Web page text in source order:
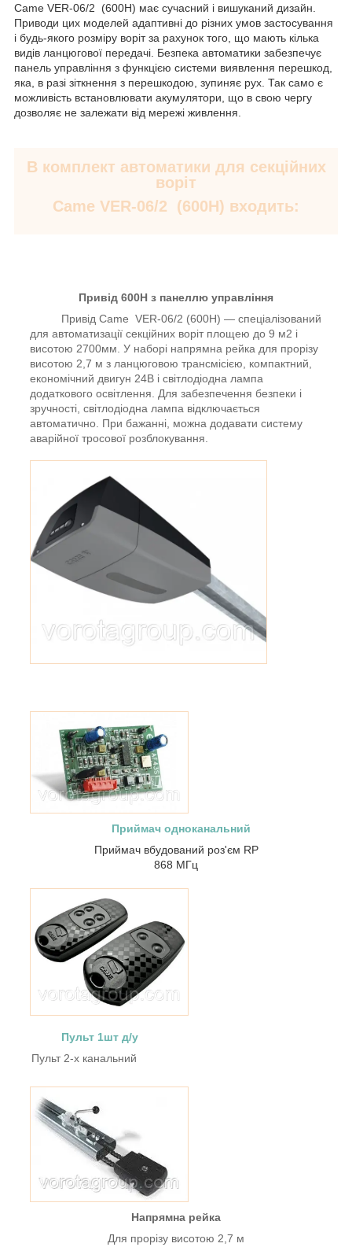
Came VER-06/2 (600H) має сучасний і вишуканий дизайн.
Приводи цих моделей адаптивні до різних умов застосування
і будь-якого розміру воріт за рахунок того, що мають кілька
видів ланцюгової передачі. Безпека автоматики забезпечує
панель управління з функцією системи виявлення перешкод,
яка, в разі зіткнення з перешкодою, зупиняє рух. Так само є
можливість встановлювати акумулятори, що в свою чергу
дозволяє не залежати від мережі живлення.
В комплект автоматики для секційних
воріт
Came VER-06/2 (600H) входить:
Привід 600H з панеллю управління
Привід Came VER-06/2 (600H) — спеціалізований
для автоматизації секційних воріт площею до 9 м2 і
висотою 2700мм. У наборі напрямна рейка для прорізу
висотою 2,7 м з ланцюговою трансмісією, компактний,
економічний двигун 24В і світлодіодна лампа
додаткового освітлення. Для забезпечення безпеки і
зручності, світлодіодна лампа відключається
автоматично. При бажанні, можна додавати систему
аварійної тросової розблокування.
Приймач одноканальний
Приймач вбудований роз'єм RP
868 МГц
Пульт 1шт д/у
Пульт 2-х канальний
Напрямна рейка
Для прорізу висотою 2,7 м